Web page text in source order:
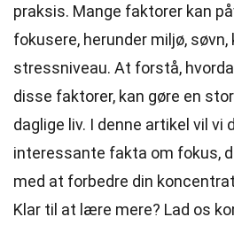
praksis. Mange faktorer kan
fokusere, herunder miljø, søvn,
stressniveau. At forstå,
disse faktorer, kan gøre en
daglige liv. I denne artikel vil vi
interessante fakta om fokus,
med at forbedre din
Klar til at lære mere? Lad os